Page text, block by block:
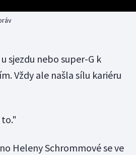
sjezdu nebo super-G k
Vždy ale našla sílu kariéru
Heleny Schrommové se ve